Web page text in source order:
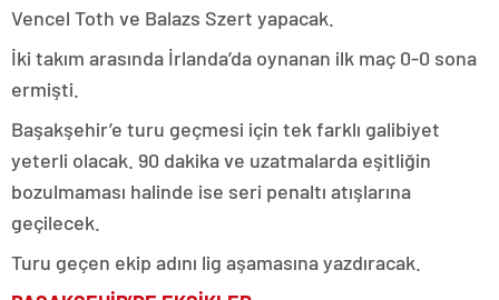
Vencel Toth ve Balazs Szert yapacak.
İki takım arasında İrlanda’da oynanan ilk maç 0-0 sona
ermişti.
Başakşehir’e turu geçmesi için tek farklı galibiyet
yeterli olacak. 90 dakika ve uzatmalarda eşitliğin
bozulmaması halinde ise seri penaltı atışlarına
geçilecek.
Turu geçen ekip adını lig aşamasına yazdıracak.